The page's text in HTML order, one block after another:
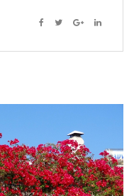
Facebook
TwitterGoogle+Linkedin